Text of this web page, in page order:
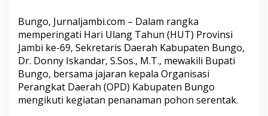
h
o
n
S
r
e
n
Bungo, Jurnaljambi.com – Dalam rangka
memperingati Hari Ulang Tahun (HUT) Provinsi
Jambi ke-69, Sekretaris Daerah Kabupaten Bungo,
Dr. Donny Iskandar, S.Sos., M.T., mewakili Bupati
Bungo, bersama jajaran kepala Organisasi
Perangkat Daerah (OPD) Kabupaten Bungo
mengikuti kegiatan penanaman pohon serentak.